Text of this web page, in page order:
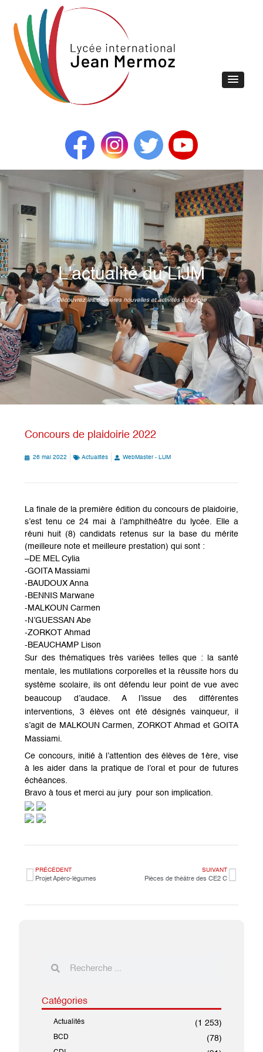
L'actualité du LiJM
Découvrez les dernières nouvelles et activités du Lycée
Concours de plaidoirie 2022
26 mai 2022 Actualités WebMaster - LiJM
La finale de la première édition du concours de plaidoirie,
s’est tenu ce 24 mai à l’amphithéâtre du lycée. Elle a
réuni huit (8) candidats retenus sur la base du mérite
(meilleure note et meilleure prestation) qui sont :
–DE MEL Cylia
-GOITA Massiami
-BAUDOUX Anna
-BENNIS Marwane
-MALKOUN Carmen
-N’GUESSAN Abe
-ZORKOT Ahmad
-BEAUCHAMP Lison
Sur des thématiques très variées telles que : la santé
mentale, les mutilations corporelles et la réussite hors du
système scolaire, ils ont défendu leur point de vue avec
beaucoup d’audace. A l’issue des différentes
interventions, 3 élèves ont été désignés vainqueur, il
s’agit de MALKOUN Carmen, ZORKOT Ahmad et GOITA
Massiami.
Ce concours, initié à l’attention des élèves de 1ère, vise
à les aider dans la pratique de l’oral et pour de futures
échéances.
Bravo à tous et merci au jury pour son implication.
PRÉCÉDENT
Projet Apéro-légumes
SUIVANT
Pièces de théâtre des CE2 C
Catégories
Actualités (1 253)
BCD (78)